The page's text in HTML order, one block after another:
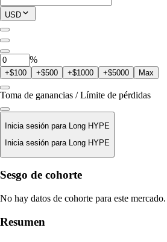
Posición Actual
USD
%
+$100 +$500 +$1000 +$5000 Max
Toma de ganancias / Límite de pérdidas
Inicia sesión para Long HYPE
Inicia sesión para Long HYPE
Precio De Liquidación
N/D
Sesgo de cohorte
No hay datos de cohorte para este mercado.
Resumen